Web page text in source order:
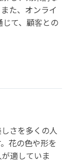
た、オンライ
て、顧客との
さを多くの人
花の色や形を
適していま